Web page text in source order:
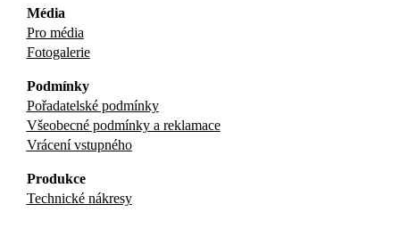
Média
Pro média
Fotogalerie
Podmínky
Pořadatelské podmínky
Všeobecné podmínky a reklamace
Vrácení vstupného
Produkce
Technické nákresy